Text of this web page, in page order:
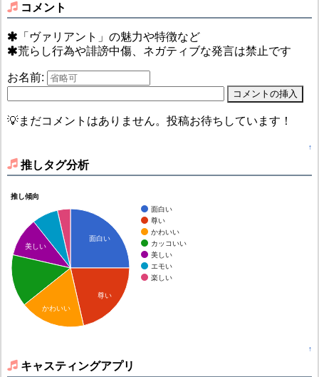
コメント
「ヴァリアント」の魅力や特徴など
荒らし行為や誹謗中傷、ネガティブな発言は禁止です
お名前:
💡まだコメントはありません。投稿お待ちしています！
↑
推しタグ分析
推し傾向
面白い
尊い
かわいい
カッコいい
美しい
エモい
楽しい
面白い
尊い
美しい
かわいい
↑
キャスティングアプリ